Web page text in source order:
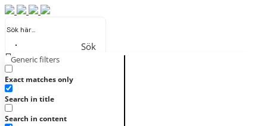
Sök
Generic filters
Exact matches only
Search in title
Search in content
Registrera
Nyheter
Recensioner
Genrer